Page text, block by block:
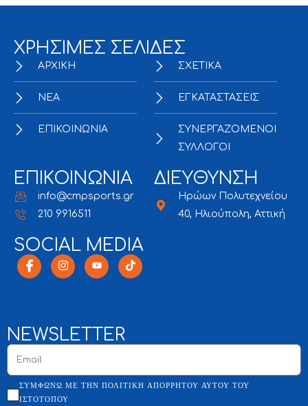
ΧΡΗΣΙΜΕΣ ΣΕΛΙΔΕΣ
ΑΡΧΙΚΗ
NEA
ΕΠΙΚΟΙΝΩΝΙΑ
ΣΧΕΤΙΚΑ
ΕΓΚΑΤΑΣΤΑΣΕΙΣ
ΣΥΝΕΡΓΑΖΟΜΕΝΟΙ
ΣΥΛΛΟΓΟΙ
ΕΠΙΚΟΙΝΩΝΙΑ
info@cmpsports.gr
210 9916511
ΔΙΕΥΘΥΝΣΗ
Ηρώων Πολυτεχνείου
40, Ηλιούπολη, Αττική
SOCIAL MEDIA
NEWSLETTER
ΣΥΜΦΩΝΏ ΜΕ ΤΗΝ ΠΟΛΙΤΙΚΉ ΑΠΟΡΡΉΤΟΥ ΑΥΤΟΎ ΤΟΥ
ΙΣΤΌΤΟΠΟΥ